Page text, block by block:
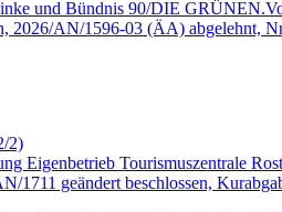
und Bündnis 90/DIE
2026/AN/1596-03 (ÄA)
2)
Eigenbetrieb Tourismuszentrale
geändert beschlossen,